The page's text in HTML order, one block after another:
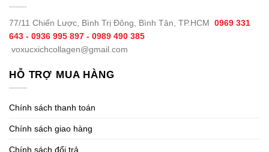
77/11 Chiến Lược, Bình Trị Đông, Bình Tân, TP.HCM 0969 331
643 - 0936 995 897 - 0989 490 385
voxucxichcollagen@gmail.com
HỖ TRỢ MUA HÀNG
Chính sách thanh toán
Chính sách giao hàng
Chính sách đổi trả